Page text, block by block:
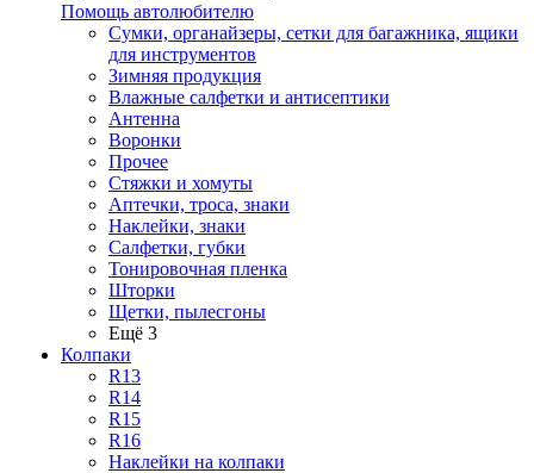
Помощь автолюбителю
Сумки, органайзеры, сетки для багажника, ящики
для инструментов
Зимняя продукция
Влажные салфетки и антисептики
Антенна
Воронки
Прочее
Стяжки и хомуты
Аптечки, троса, знаки
Наклейки, знаки
Салфетки, губки
Тонировочная пленка
Шторки
Щетки, пылесгоны
Ещё 3
Колпаки
R13
R14
R15
R16
Наклейки на колпаки